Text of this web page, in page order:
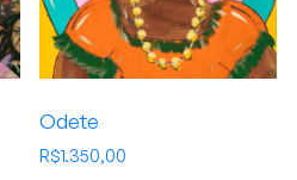
Odete
R$1.350,00